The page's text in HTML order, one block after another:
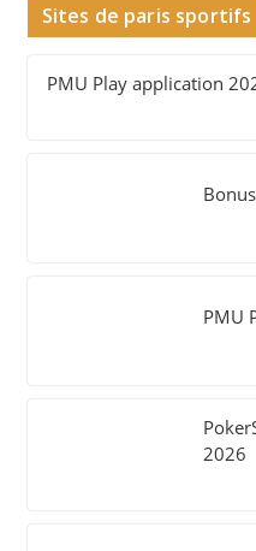
Sites de paris sportifs
PMU Play application
PMU
2026